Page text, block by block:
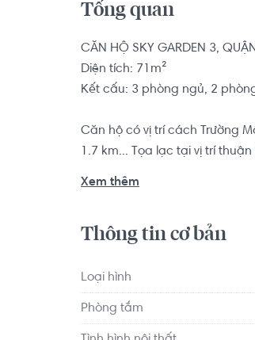
Tổng quan
CĂN HỘ SKY GARDEN 3,
Diện tích: 71m²
Kết cấu: 3 phòng ngủ, 2
Căn hộ có vị trí cách Trường
1.7 km... Tọa lạc tại vị trí
Xem thêm
Thông tin cơ bản
Loại hình
Phòng tắm